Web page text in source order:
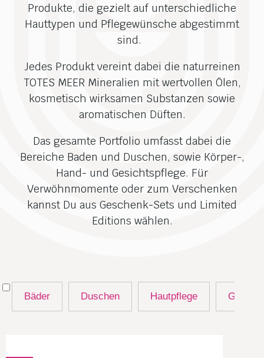
Produkte, die gezielt auf unterschiedliche
Hauttypen und Pflegewünsche abgestimmt
sind.
Jedes Produkt vereint dabei die naturreinen
TOTES MEER Mineralien mit wertvollen Ölen,
kosmetisch wirksamen Substanzen sowie
aromatischen Düften.
Das gesamte Portfolio umfasst dabei die
Bereiche Baden und Duschen, sowie Körper-,
Hand- und Gesichtspflege. Für
Verwöhnmomente oder zum Verschenken
kannst Du aus Geschenk-Sets und Limited
Editions wählen.
Bäder Duschen Hautpflege